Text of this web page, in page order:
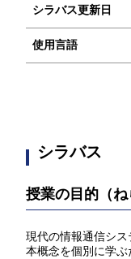
シラバス更新日
使用言語
シラバス
授業の目的（
現代の情報通信シ
本概念を個別に学